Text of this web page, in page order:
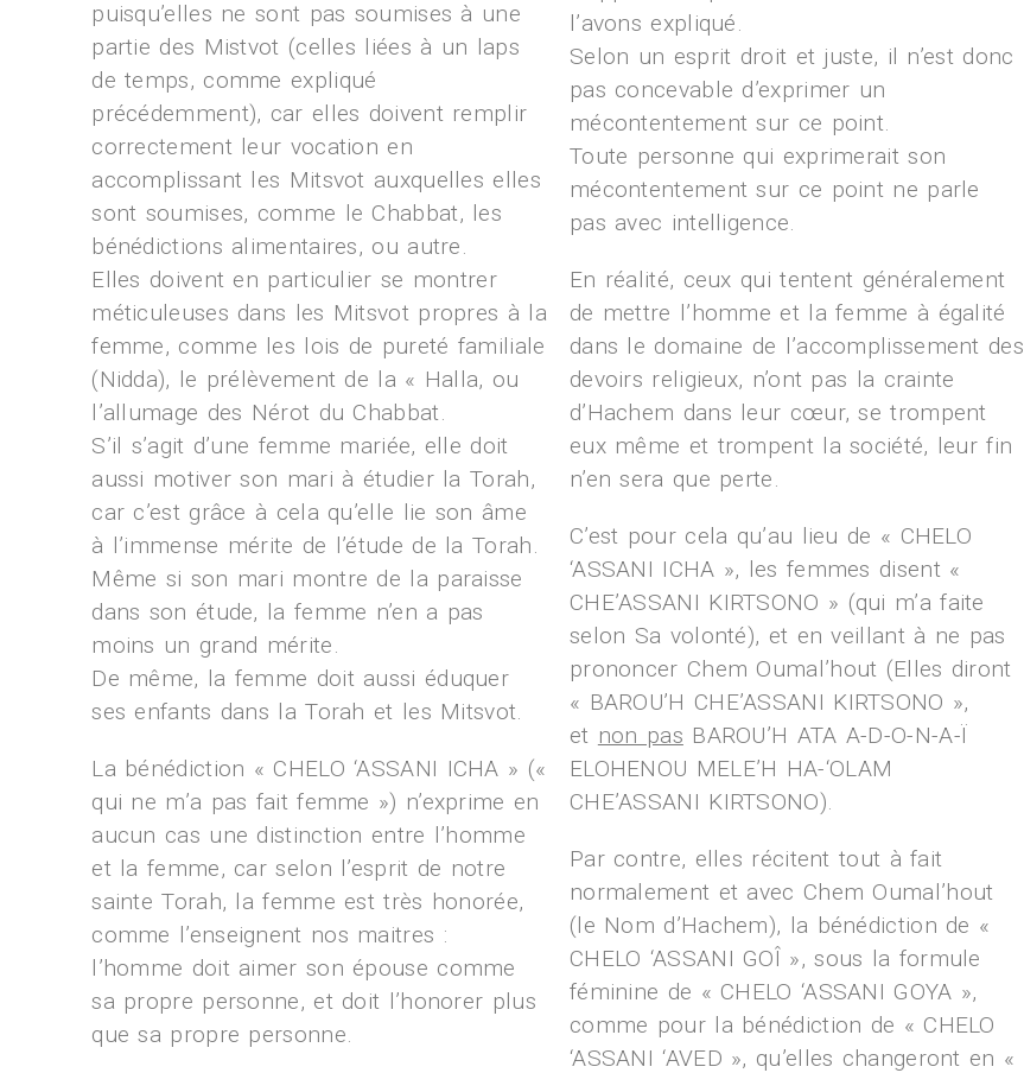
puisqu’elles ne sont pas soumises à une
partie des Mistvot (celles liées à un laps
de temps, comme expliqué
précédemment), car elles doivent remplir
correctement leur vocation en
accomplissant les Mitsvot auxquelles elles
sont soumises, comme le Chabbat, les
bénédictions alimentaires, ou autre.
Elles doivent en particulier se montrer
méticuleuses dans les Mitsvot propres à la
femme, comme les lois de pureté familiale
(Nidda), le prélèvement de la « Halla, ou
l’allumage des Nérot du Chabbat.
S’il s’agit d’une femme mariée, elle doit
aussi motiver son mari à étudier la Torah,
car c’est grâce à cela qu’elle lie son âme
à l’immense mérite de l’étude de la Torah.
Même si son mari montre de la paraisse
dans son étude, la femme n’en a pas
moins un grand mérite.
De même, la femme doit aussi éduquer
ses enfants dans la Torah et les Mitsvot.
La bénédiction « CHELO ‘ASSANI ICHA » («
qui ne m’a pas fait femme ») n’exprime en
aucun cas une distinction entre l’homme
et la femme, car selon l’esprit de notre
sainte Torah, la femme est très honorée,
comme l’enseignent nos maitres :
l’homme doit aimer son épouse comme
sa propre personne, et doit l’honorer plus
que sa propre personne.
l’avons expliqué.
Selon un esprit droit et juste, il n’est donc
pas concevable d’exprimer un
mécontentement sur ce point.
Toute personne qui exprimerait son
mécontentement sur ce point ne parle
pas avec intelligence.
En réalité, ceux qui tentent généralement
de mettre l’homme et la femme à égalité
dans le domaine de l’accomplissement des
devoirs religieux, n’ont pas la crainte
d’Hachem dans leur cœur, se trompent
eux même et trompent la société, leur fin
n’en sera que perte.
C’est pour cela qu’au lieu de « CHELO
‘ASSANI ICHA », les femmes disent «
CHE’ASSANI KIRTSONO » (qui m’a faite
selon Sa volonté), et en veillant à ne pas
prononcer Chem Oumal’hout (Elles diront
« BAROU’H CHE’ASSANI KIRTSONO »,
et non pas BAROU’H ATA A-D-O-N-A-Ï
ELOHENOU MELE’H HA-‘OLAM
CHE’ASSANI KIRTSONO).
Par contre, elles récitent tout à fait
normalement et avec Chem Oumal’hout
(le Nom d’Hachem), la bénédiction de «
CHELO ‘ASSANI GOÎ », sous la formule
féminine de « CHELO ‘ASSANI GOYA »,
comme pour la bénédiction de « CHELO
‘ASSANI ‘AVED », qu’elles changeront en «